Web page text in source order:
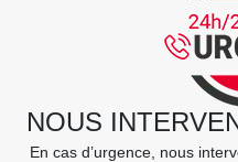
NOUS
En cas d’urgence, nous